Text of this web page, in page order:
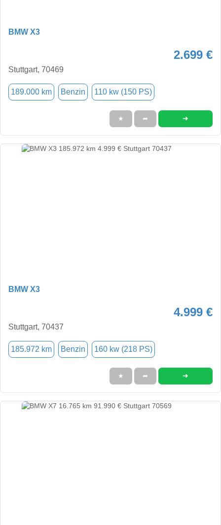
BMW X3
2.699 €
Stuttgart, 70469
189.000 km Benzin 110 kw (150 PS)
★ ➦ ➜
BMW X3
4.999 €
Stuttgart, 70437
185.972 km Benzin 160 kw (218 PS)
★ ➦ ➜